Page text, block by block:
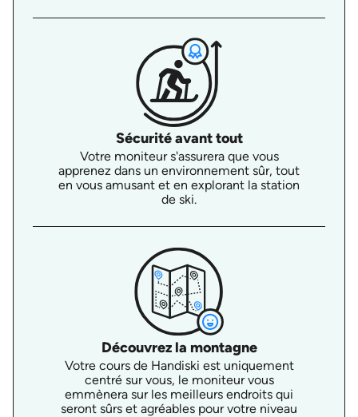
Sécurité avant tout
Votre moniteur s'assurera que vous
apprenez dans un environnement sûr, tout
en vous amusant et en explorant la station
de ski.
Découvrez la montagne
Votre cours de Handiski est uniquement
centré sur vous, le moniteur vous
emmènera sur les meilleurs endroits qui
seront sûrs et agréables pour votre niveau